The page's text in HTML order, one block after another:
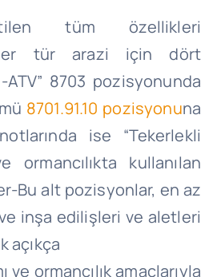
tüm özellikleri
tür arazi için dört
ATV” 8703 pozisyonunda
8701.91.10 pozisyonuna
ise “Tekerlekli
kullanılan
Bu alt pozisyonlar, en az
inşa edilişleri ve aletleri
açıkça
ve ormancılık amaçlarıyla